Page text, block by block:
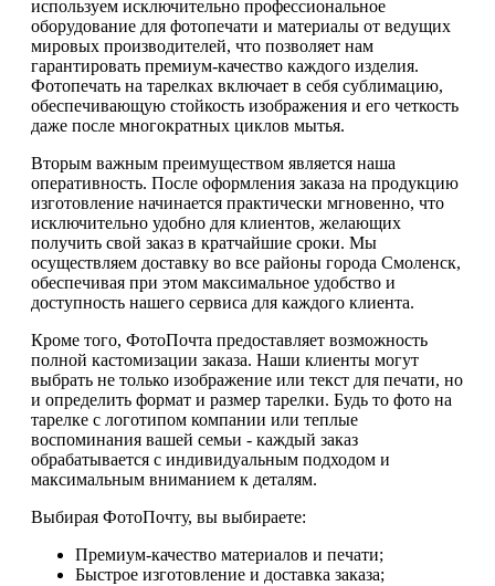
используем исключительно профессиональное
оборудование для фотопечати и материалы от ведущих
мировых производителей, что позволяет нам
гарантировать премиум-качество каждого изделия.
Фотопечать на тарелках включает в себя сублимацию,
обеспечивающую стойкость изображения и его четкость
даже после многократных циклов мытья.
Вторым важным преимуществом является наша
оперативность. После оформления заказа на продукцию
изготовление начинается практически мгновенно, что
исключительно удобно для клиентов, желающих
получить свой заказ в кратчайшие сроки. Мы
осуществляем доставку во все районы города Смоленск,
обеспечивая при этом максимальное удобство и
доступность нашего сервиса для каждого клиента.
Кроме того, ФотоПочта предоставляет возможность
полной кастомизации заказа. Наши клиенты могут
выбрать не только изображение или текст для печати, но
и определить формат и размер тарелки. Будь то фото на
тарелке с логотипом компании или теплые
воспоминания вашей семьи - каждый заказ
обрабатывается с индивидуальным подходом и
максимальным вниманием к деталям.
Выбирая ФотоПочту, вы выбираете:
Премиум-качество материалов и печати;
Быстрое изготовление и доставка заказа;